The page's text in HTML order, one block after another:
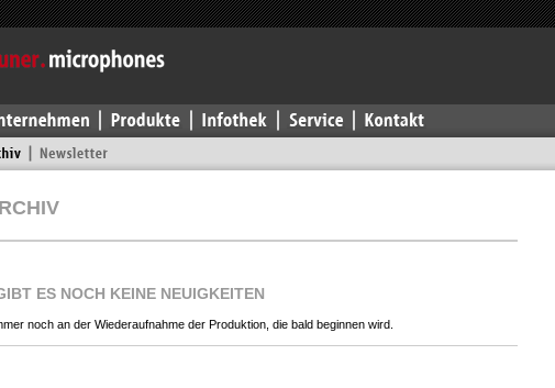
ES NOCH KEINE NEUIGKEITEN
noch an der Wiederaufnahme der Produktion, die bald beginnen wird.